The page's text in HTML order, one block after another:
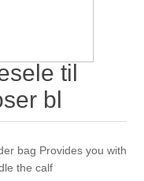
til
bl
bag Provides you with
the calf